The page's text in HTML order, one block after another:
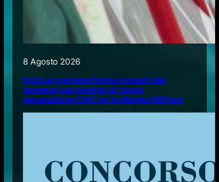
8 Agosto 2026
Inizia a prendere forma lo scafo del
secondo cacciamine di nuova
generazione CNG per la Marina Militare